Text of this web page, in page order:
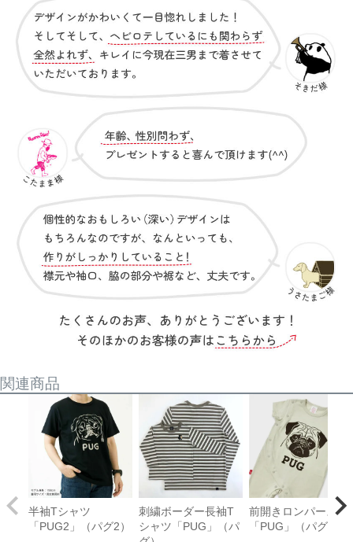
関連商品
半袖Tシャツ
「PUG2」（パグ2）
刺繍ボーダー長袖T
シャツ「PUG」（パ
前開きロンパース
「PUG」（パグ）